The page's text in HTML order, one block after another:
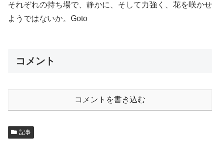
それぞれの持ち場で、静かに、そして力強く、花を咲かせ
ようではないか。Goto
コメント
コメントを書き込む
記事